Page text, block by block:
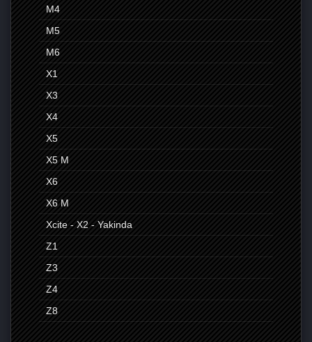
M4
M5
M6
X1
X3
X4
X5
X5 M
X6
X6 M
Xcite - X2 - Yakinda
Z1
Z3
Z4
Z8